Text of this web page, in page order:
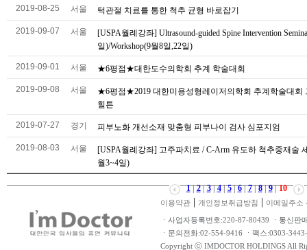
2019-08-25 서울 턱관절 치료를 통한 척추 균형 바로잡기
2019-09-07 서울
[USPA월례강좌] Ultrasound-guided Spine Intervention
일)/Workshop(9월8일,22일)
2019-09-01 서울 ★6평점★대한도수의학회 추계 학술대회
2019-09-08 서울
★6평점★2019 대한미용성형레이저의학회 추계학술대회
힐튼
2019-07-27 경기 피부노화 개선소재 맞춤형 피부나이 검사 심포지엄
2019-08-03 서울
[USPA월례강좌] 고주파치료 / C-Arm 유도하 척추중재술
월3~4일)
1|2|3|4|5|6|7|8|9|10
이용약관 | 개인정보취급방침 | 이메일주소
ㆍ사업자등록번호:220-87-80439 ㆍ통신판
ㆍ문의전화:02-554-9416 ㆍ팩스:0303-
Copyright ⓒ IMDOCTOR HOLDINGS All